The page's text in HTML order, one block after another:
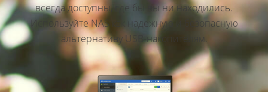
всегда доступны, где бы вы ни находились.
Используйте NAS как надежную и безопасную
альтернативу USB-накопителям.